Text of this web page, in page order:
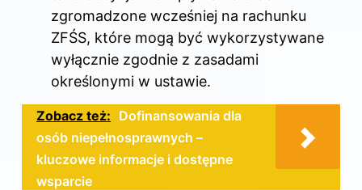
zgromadzone wcześniej na rachunku
ZFŚS, które mogą być wykorzystywane
wyłącznie zgodnie z zasadami
określonymi w ustawie.
Zobacz też: Dofinansowania dla
osób niepełnosprawnych –
kluczowe informacje i dostępne
wsparcie